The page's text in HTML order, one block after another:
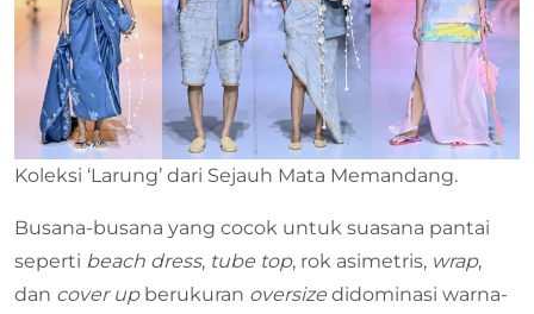
Koleksi ‘Larung’ dari Sejauh Mata Memandang.
Busana-busana yang cocok untuk suasana pantai
seperti beach dress, tube top, rok asimetris, wrap,
dan cover upberukuran oversize didominasi warna-